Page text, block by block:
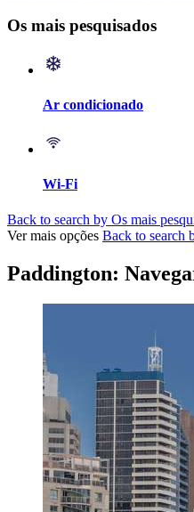
Os mais pesquisados
Ar condicionado
Wi-Fi
Back to search by Os mais
Ver mais opções Back to search
Paddington: